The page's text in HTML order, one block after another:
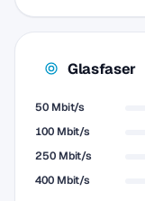
Glasfaser
50 Mbit/s
100 Mbit/s
250 Mbit/s
400 Mbit/s